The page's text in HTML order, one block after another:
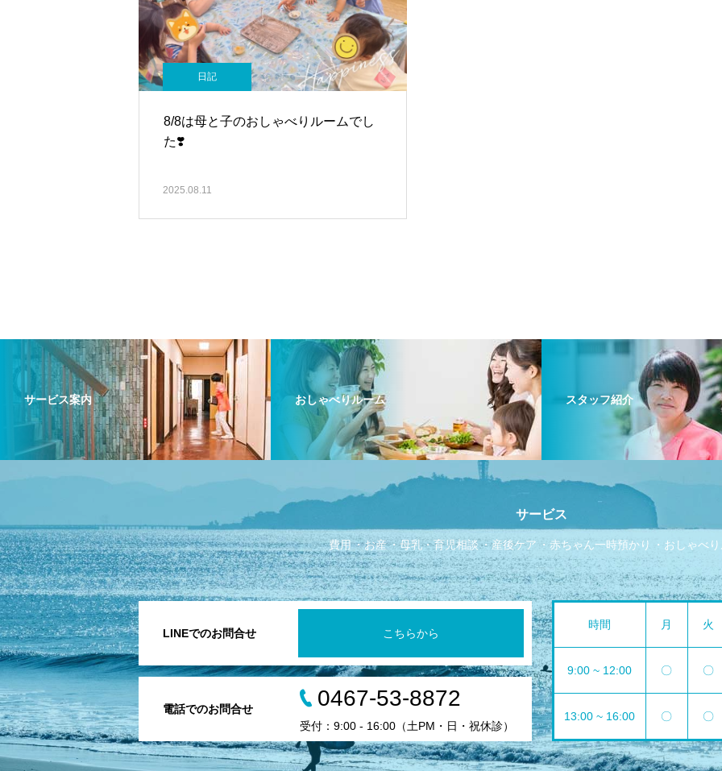
日記
8/8は母と子のおしゃべりルームでし
た❣️
2025.08.11
サービス案内 おしゃべりルーム スタッフ紹介
サービス
費用 お産 母乳・育児相談 産後ケア 赤ちゃん一時預かり おしゃべ
LINEでのお問合せ こちらから
電話でのお問合せ 0467-53-8872
受付：9:00 - 16:00（土PM・日・祝休診）
時間 月 火
9:00 ~ 12:00 〇 〇
13:00 ~ 16:00 〇 〇